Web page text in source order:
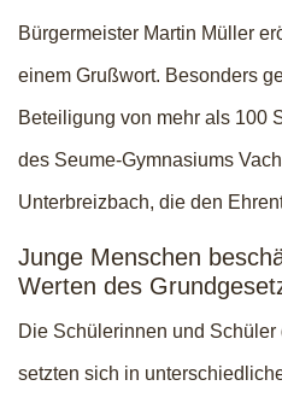
Bürgermeister Martin Müller
einem Grußwort. Besonders
Beteiligung von mehr als 100
des Seume-Gymnasiums
Unterbreizbach, die den
Junge Menschen
Werten des
Die Schülerinnen und
setzten sich in